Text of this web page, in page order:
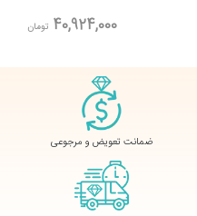
40,924,000 تومان
ضمانت تعویض و مرجوعی